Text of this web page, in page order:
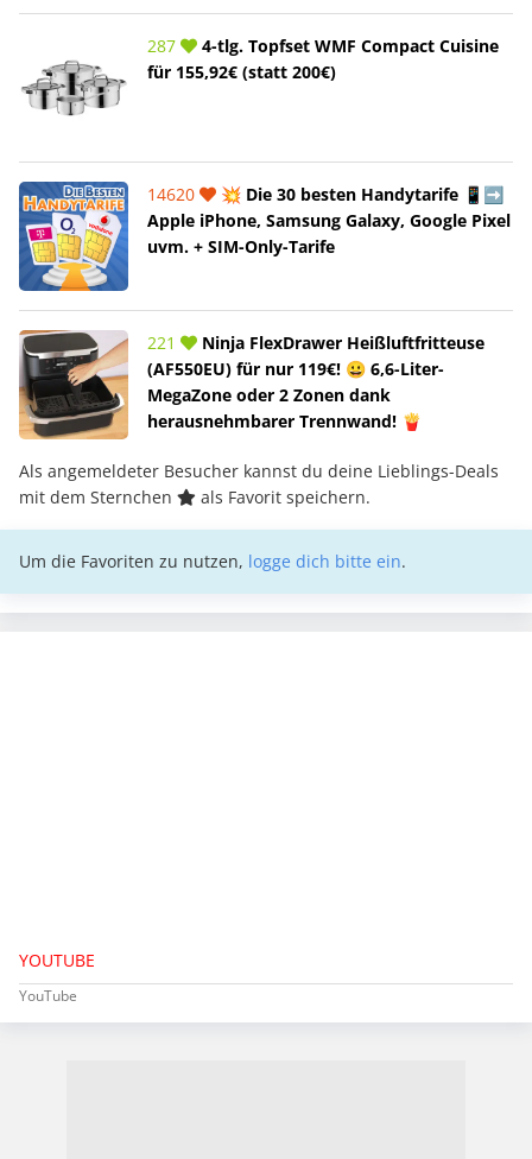
287
4-tlg. Topfset WMF Compact Cuisine
für 155,92€ (statt 200€)
14620
💥 Die 30 besten Handytarife 📱➡️
Apple iPhone, Samsung Galaxy, Google Pixel
uvm. + SIM-Only-Tarife
221
Ninja FlexDrawer Heißluftfritteuse
(AF550EU) für nur 119€! 😀 6,6-Liter-
MegaZone oder 2 Zonen dank
herausnehmbarer Trennwand! 🍟
Als angemeldeter Besucher kannst du deine Lieblings-Deals
mit dem Sternchen
als Favorit speichern.
Um die Favoriten zu nutzen, logge dich bitte ein.
YOUTUBE
YouTube